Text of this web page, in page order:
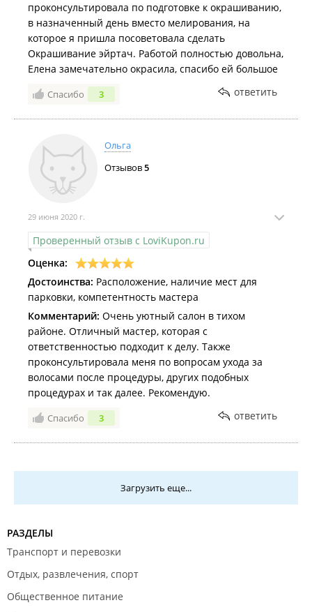
проконсультировала по подготовке к окрашиванию,
в назначенный день вместо мелирования, на
которое я пришла посоветовала сделать
Окрашивание эйртач. Работой полностью довольна,
Елена замечательно окрасила, спасибо ей большое
Спасибо 3 ответить
Ольга
Отзывов5
29 июня 2020 г.
Проверенный отзыв с LoviKupon.ru
Оценка:
Достоинства: Расположение, наличие мест для
парковки, компетентность мастера
Комментарий: Очень уютный салон в тихом
районе. Отличный мастер, которая с
ответственностью подходит к делу. Также
проконсультировала меня по вопросам ухода за
волосами после процедуры, других подобных
процедурах и так далее. Рекомендую.
Спасибо 3 ответить
Загрузить еще...
РАЗДЕЛЫ
Транспорт и перевозки
Отдых, развлечения, спорт
Общественное питание